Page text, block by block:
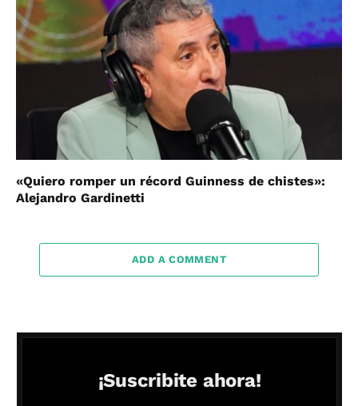
«Quiero romper un récord Guinness de chistes»:
Alejandro Gardinetti
ADD A COMMENT
¡Suscribite ahora!